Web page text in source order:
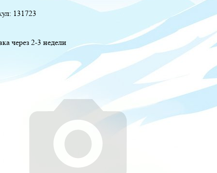
131723
через 2-3 недели